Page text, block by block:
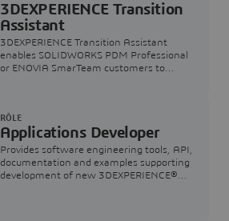
3DEXPERIENCE Transition
Assistant
3DEXPERIENCE Transition Assistant
enables SOLIDWORKS PDM Professional
or ENOVIA SmarTeam customers to
Applications Developer
Provides software engineering tools, API,
documentation and examples supporting
development of new 3DEXPERIENCE®
RÔLE